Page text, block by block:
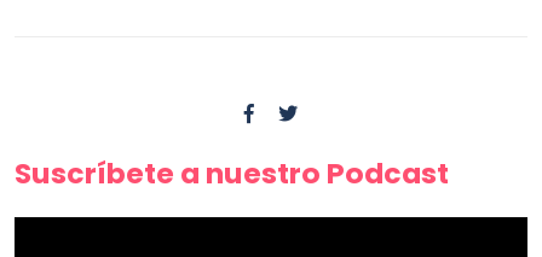
Suscríbete a nuestro Podcast